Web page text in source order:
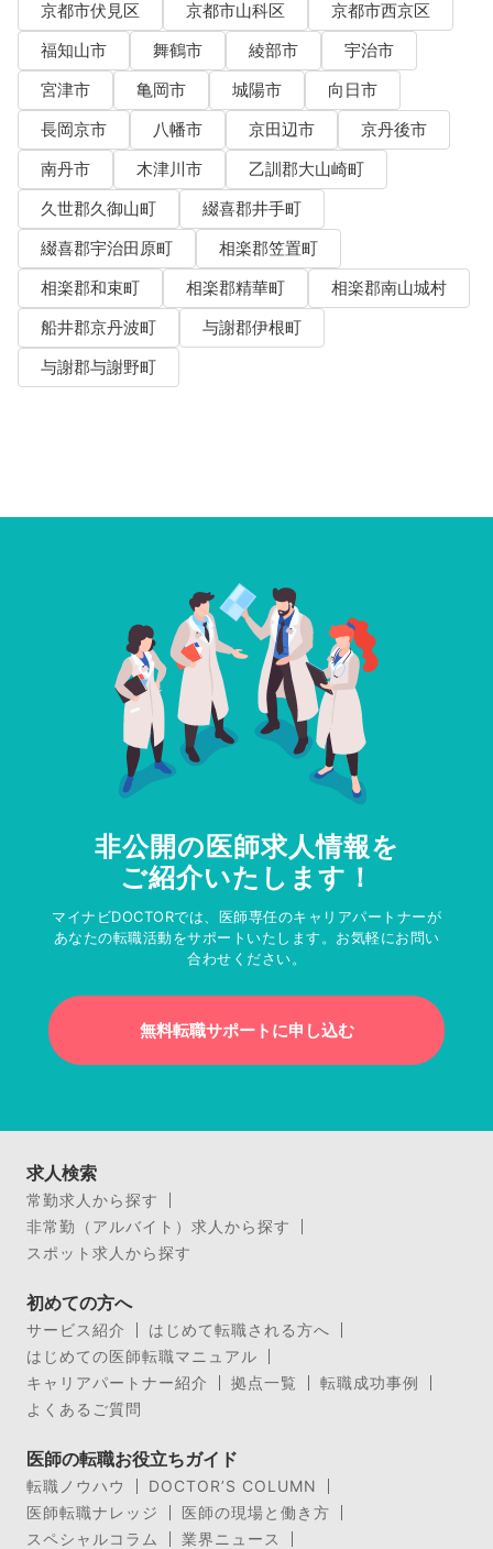
京都市伏見区
京都市山科区
京都市西京区
福知山市
舞鶴市 綾部市
宇治市
宮津市
亀岡市 城陽市
向日市
長岡京市
八幡市 京田辺市
京丹後市
南丹市
木津川市
乙訓郡大山崎町
久世郡久御山町
綴喜郡井手町
綴喜郡宇治田原町
相楽郡笠置町
相楽郡和束町
相楽郡精華町
相楽郡南山城村
船井郡京丹波町
与謝郡伊根町
与謝郡与謝野町
非公開の医師求人情報を
ご紹介いたします！
マイナビDOCTORでは、医師専任のキャリアパートナーが
あなたの転職活動をサポートいたします。お気軽にお問い
合わせください。
無料転職サポートに申し込む
求人検索
常勤求人から探す
非常勤（アルバイト）求人から探す
スポット求人から探す
初めての方へ
サービス紹介
はじめて転職される方へ
はじめての医師転職マニュアル
キャリアパートナー紹介
拠点一覧
転職成功事例
よくあるご質問
医師の転職お役立ちガイド
転職ノウハウ
DOCTOR’S COLUMN
医師転職ナレッジ
医師の現場と働き方
スペシャルコラム
業界ニュース